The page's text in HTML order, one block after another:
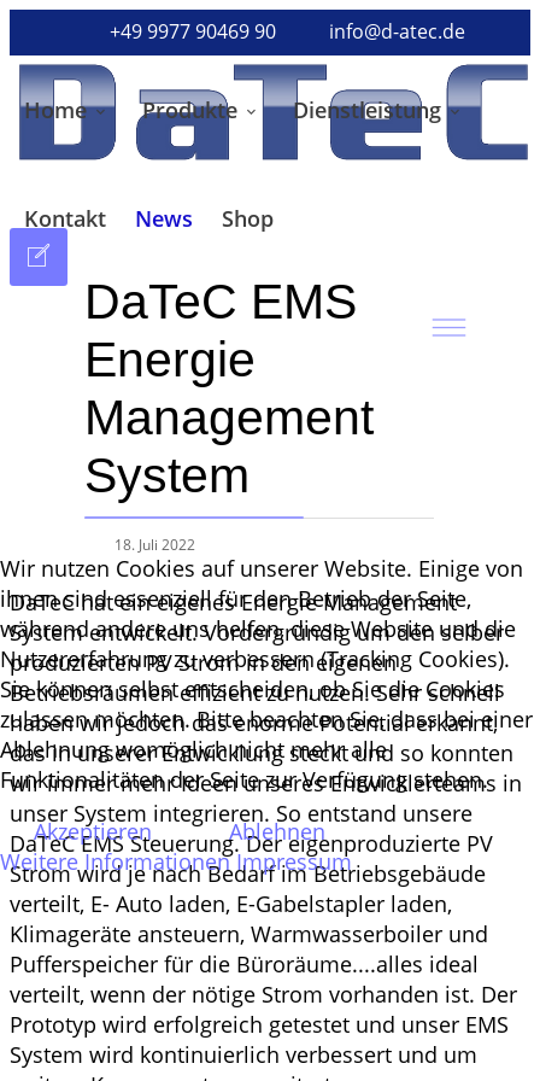
+49 9977 90469 90 info@d-atec.de
Home Produkte Dienstleistung
Kontakt News Shop
DaTeC EMS
Energie
Management
System
18. Juli 2022
DaTeC hat ein eigenes Energie Management
System entwickelt. Vordergründig um den selber
produzierten PV Strom in den eigenen
Betriebsräumen effizient zu nutzen. Sehr schnell
haben wir jedoch das enorme Potential erkannt,
das in unserer Entwicklung steckt und so konnten
wir immer mehr Ideen unseres Entwicklerteams in
unser System integrieren. So entstand unsere
DaTeC EMS Steuerung. Der eigenproduzierte PV
Strom wird je nach Bedarf im Betriebsgebäude
verteilt, E- Auto laden, E-Gabelstapler laden,
Klimageräte ansteuern, Warmwasserboiler und
Pufferspeicher für die Büroräume....alles ideal
verteilt, wenn der nötige Strom vorhanden ist. Der
Prototyp wird erfolgreich getestet und unser EMS
System wird kontinuierlich verbessert und um
Wir nutzen Cookies auf unserer Website. Einige von
ihnen sind essenziell für den Betrieb der Seite,
während andere uns helfen, diese Website und die
Nutzererfahrung zu verbessern (Tracking Cookies).
Sie können selbst entscheiden, ob Sie die Cookies
zulassen möchten. Bitte beachten Sie, dass bei einer
Ablehnung womöglich nicht mehr alle
Funktionalitäten der Seite zur Verfügung stehen.
Akzeptieren
Ablehnen
Weitere Informationen Impressum